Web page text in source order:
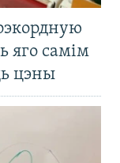
яго самім
цэны